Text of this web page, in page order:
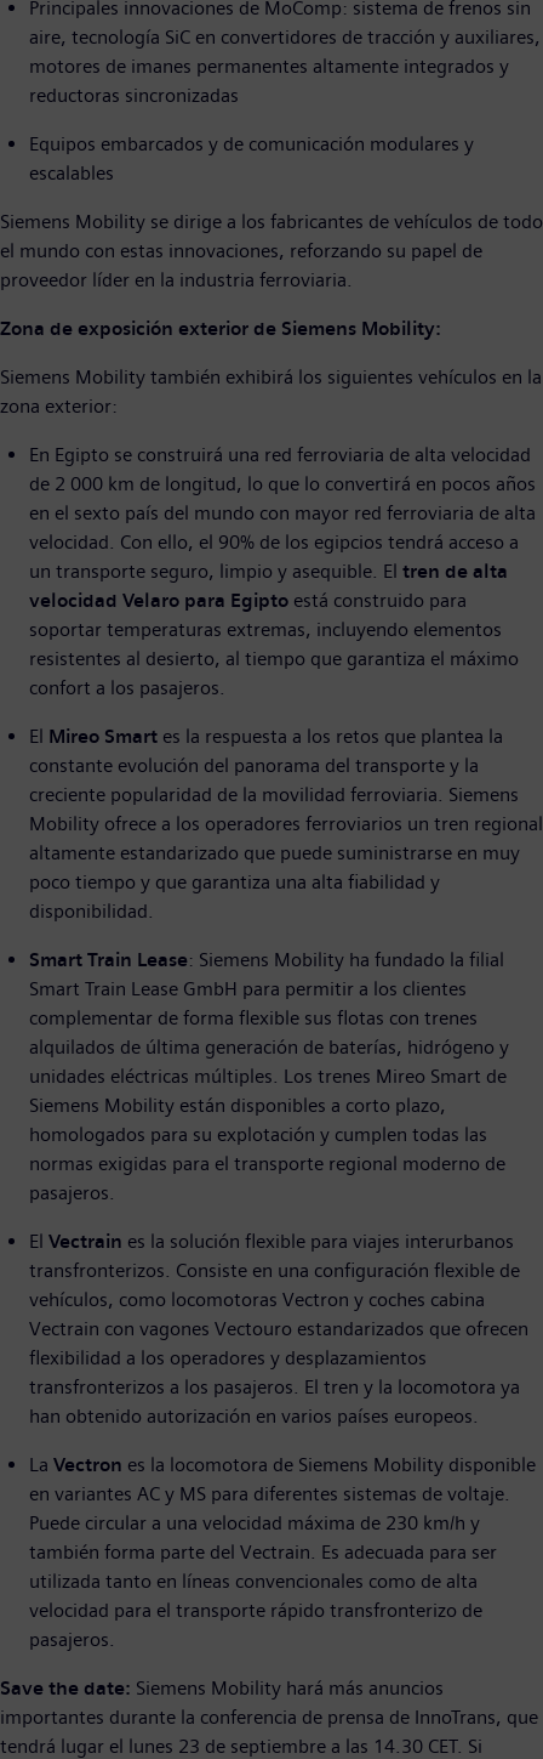
Principales innovaciones de MoComp: sistema de frenos sin
aire, tecnología SiC en convertidores de tracción y auxiliares,
motores de imanes permanentes altamente integrados y
reductoras sincronizadas
Equipos embarcados y de comunicación modulares y
escalables
Siemens Mobility se dirige a los fabricantes de vehículos de todo
el mundo con estas innovaciones, reforzando su papel de
proveedor líder en la industria ferroviaria.
Zona de exposición exterior de Siemens Mobility:
Siemens Mobility también exhibirá los siguientes vehículos en la
zona exterior:
En Egipto se construirá una red ferroviaria de alta velocidad
de 2 000 km de longitud, lo que lo convertirá en pocos años
en el sexto país del mundo con mayor red ferroviaria de alta
velocidad. Con ello, el 90% de los egipcios tendrá acceso a
un transporte seguro, limpio y asequible.​ El tren de alta
velocidad Velaro para Egipto está construido para
soportar temperaturas extremas, incluyendo elementos
resistentes al desierto, al tiempo que garantiza el máximo
confort a los pasajeros.
El Mireo Smart es la respuesta a los retos que plantea la
constante evolución del panorama del transporte y la
creciente popularidad de la movilidad ferroviaria. Siemens
Mobility ofrece a los operadores ferroviarios un tren regional
altamente estandarizado que puede suministrarse en muy
poco tiempo y que garantiza una alta fiabilidad y
disponibilidad.
Smart Train Lease: Siemens Mobility ha fundado la filial
Smart Train Lease GmbH para permitir a los clientes
complementar de forma flexible sus flotas con trenes
alquilados de última generación de baterías, hidrógeno y
unidades eléctricas múltiples. Los trenes Mireo Smart de
Siemens Mobility están disponibles a corto plazo,
homologados para su explotación y cumplen todas las
normas exigidas para el transporte regional moderno de
pasajeros.
El Vectrain es la solución flexible para viajes interurbanos
transfronterizos. Consiste en una configuración flexible de
vehículos, como locomotoras Vectron y coches cabina
Vectrain con vagones Vectouro estandarizados que ofrecen
flexibilidad a los operadores y desplazamientos
transfronterizos a los pasajeros. El tren y la locomotora ya
han obtenido autorización en varios países europeos.
La Vectron es la locomotora de Siemens Mobility disponible
en variantes AC y MS para diferentes sistemas de voltaje.
Puede circular a una velocidad máxima de 230 km/h y
también forma parte del Vectrain. Es adecuada para ser
utilizada tanto en líneas convencionales como de alta
velocidad para el transporte rápido transfronterizo de
pasajeros.
Save the date: Siemens Mobility hará más anuncios
importantes durante la conferencia de prensa de InnoTrans, que
tendrá lugar el lunes 23 de septiembre a las 14.30 CET. Si